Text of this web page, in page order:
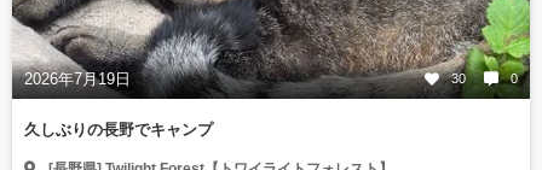
2026年7月19日 30 0
久しぶりの長野でキャンプ